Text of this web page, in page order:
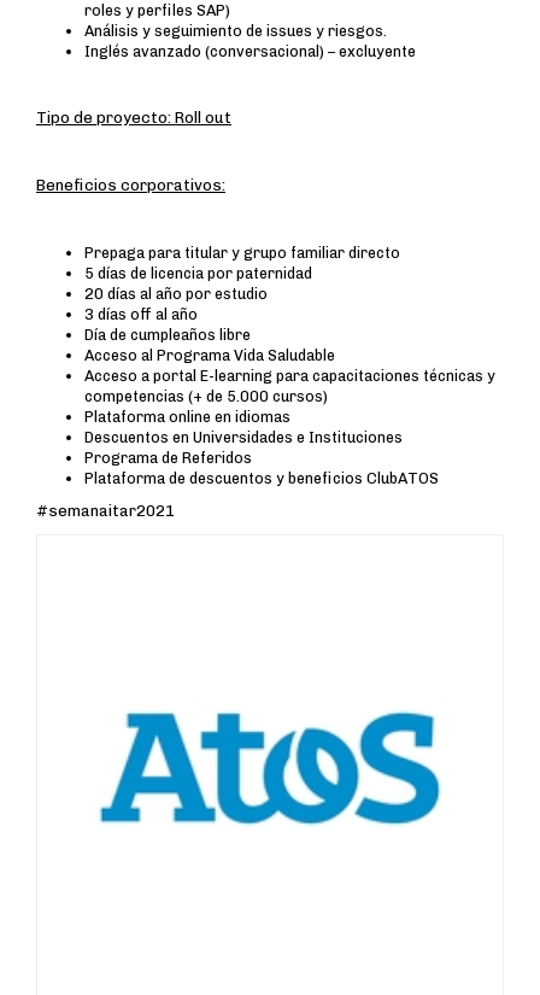
roles y perfiles SAP)
Análisis y seguimiento de issues y riesgos.
Inglés avanzado (conversacional) – excluyente
Tipo de proyecto: Roll out
Beneficios corporativos:
Prepaga para titular y grupo familiar directo
5 días de licencia por paternidad
20 días al año por estudio
3 días off al año
Día de cumpleaños libre
Acceso al Programa Vida Saludable
Acceso a portal E-learning para capacitaciones técnicas y
competencias (+ de 5.000 cursos)
Plataforma online en idiomas
Descuentos en Universidades e Instituciones
Programa de Referidos
Plataforma de descuentos y beneficios ClubATOS
#semanaitar2021